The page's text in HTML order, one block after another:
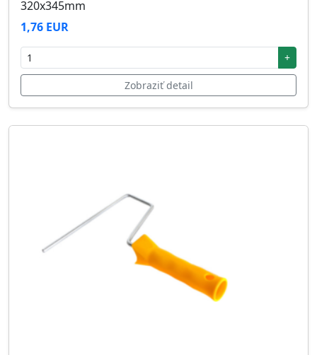
320x345mm
1,76 EUR
+
Zobraziť detail